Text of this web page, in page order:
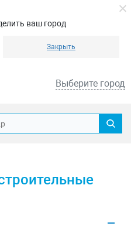
ваш город
Закрыть
Выберите город